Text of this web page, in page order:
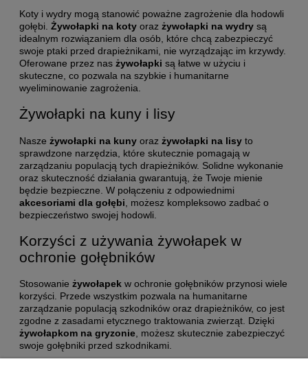
Koty i wydry mogą stanowić poważne zagrożenie dla hodowli
gołębi. Żywołapki na koty oraz żywołapki na wydry są
idealnym rozwiązaniem dla osób, które chcą zabezpieczyć
swoje ptaki przed drapieżnikami, nie wyrządzając im krzywdy.
Oferowane przez nas żywołapki są łatwe w użyciu i
skuteczne, co pozwala na szybkie i humanitarne
wyeliminowanie zagrożenia.
Żywołapki na kuny i lisy
Nasze żywołapki na kuny oraz żywołapki na lisy to
sprawdzone narzędzia, które skutecznie pomagają w
zarządzaniu populacją tych drapieżników. Solidne wykonanie
oraz skuteczność działania gwarantują, że Twoje mienie
będzie bezpieczne. W połączeniu z odpowiednimi
akcesoriami dla gołębi , możesz kompleksowo zadbać o
bezpieczeństwo swojej hodowli.
Korzyści z używania żywołapek w
ochronie gołębników
Stosowanie żywołapek w ochronie gołębników przynosi wiele
korzyści. Przede wszystkim pozwala na humanitarne
zarządzanie populacją szkodników oraz drapieżników, co jest
zgodne z zasadami etycznego traktowania zwierząt. Dzięki
żywołapkom na gryzonie, możesz skutecznie zabezpieczyć
swoje gołębniki przed szkodnikami.